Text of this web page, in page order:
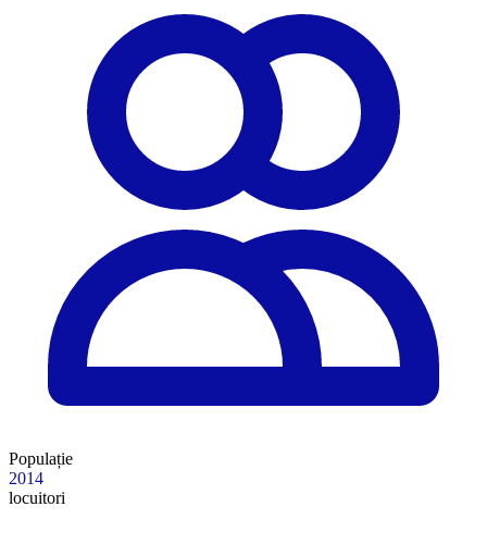
Populație
2014
locuitori